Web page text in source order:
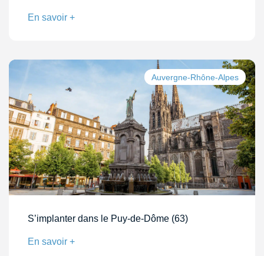
En savoir +
Auvergne-Rhône-Alpes
S’implanter dans le Puy-de-Dôme (63)
En savoir +